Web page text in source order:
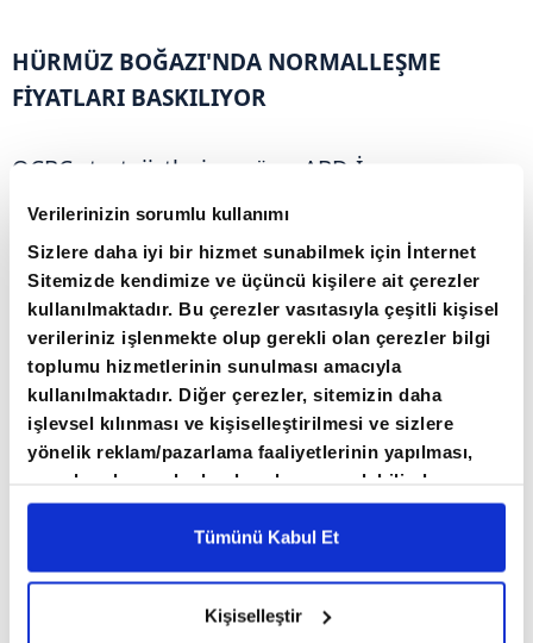
Verilerinizin sorumlu kullanımı
Sizlere daha iyi bir hizmet sunabilmek için İnternet
Sitemizde kendimize ve üçüncü kişilere ait çerezler
kullanılmaktadır. Bu çerezler vasıtasıyla çeşitli kişisel
verileriniz işlenmekte olup gerekli olan çerezler bilgi
toplumu hizmetlerinin sunulması amacıyla
kullanılmaktadır. Diğer çerezler, sitemizin daha
işlevsel kılınması ve kişiselleştirilmesi ve sizlere
yönelik reklam/pazarlama faaliyetlerinin yapılması,
amaçlarıyla sınırlı olarak açık rızanız dahilinde
kullanılacaktır. Çerezlere ilişkin tercihlerinizi çerez
paneli vasıtasıyla belirleyebilirsiniz. Çerezlere ilişkin
detaylı bilgi için Ayarlar butonuna tıklayabilir,
6698 sayılı Kişisel Verilerin Korunması Kanunu
Tümünü Kabul Et
Kişiselleştir
HÜRMÜZ BOĞAZI'NDA NORMALLEŞME
FİYATLARI BASKILIYOR
OCBC stratejistlerine göre, ABD-İran
mutabakat muhtırası sonrasında Hürmüz
Boğazı'ndan geçen gemi trafiği yeniden artış
gösterdi. Bu durum, petrol akışlarının
hızlanmasına ve arz endişelerinin azalmasına
yol açtı.
Stratejistler, akışların hızlı şekilde normale
dönmesinin ham petrol fiyatlarını çatışma
fazlası" anlatısını yeniden güçlendirdiğini ifade
etti.
Küresel petrol fiyatları, üst üste üçüncü işlem